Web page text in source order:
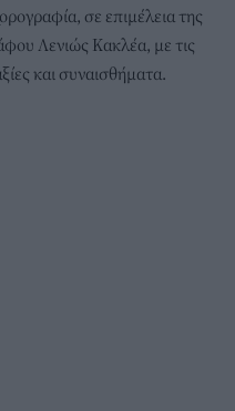
σε επιμέλεια της
Λενιώς Κακλέα, με τις
και συναισθήματα.